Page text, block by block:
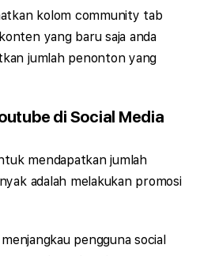
kolom community tab
yang baru saja anda
jumlah penonton yang
di Social Media
mendapatkan jumlah
adalah melakukan promosi
pengguna social